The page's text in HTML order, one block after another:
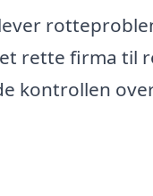
rette firma til
kontrollen